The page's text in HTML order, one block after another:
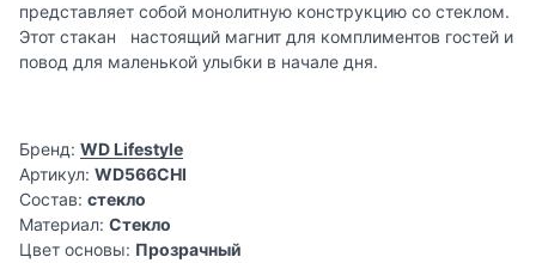
представляет собой монолитную конструкцию со стеклом.
Этот стакан настоящий магнит для комплиментов гостей и
повод для маленькой улыбки в начале дня.
Бренд: WD Lifestyle
Артикул: WD566CHI
Состав: стекло
Материал: Стекло
Цвет основы: Прозрачный